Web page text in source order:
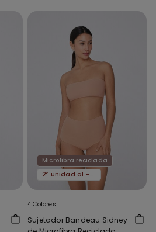
Microfibra reciclada
2ª unidad al -50%
4 Colores
Sujetador Bandeau Sidney